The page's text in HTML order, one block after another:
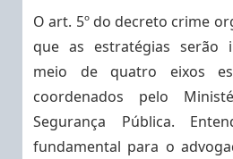
O art. 5º do decreto crime
que as estratégias serão
meio de quatro eixos
coordenados pelo
Segurança Pública.
fundamental para o